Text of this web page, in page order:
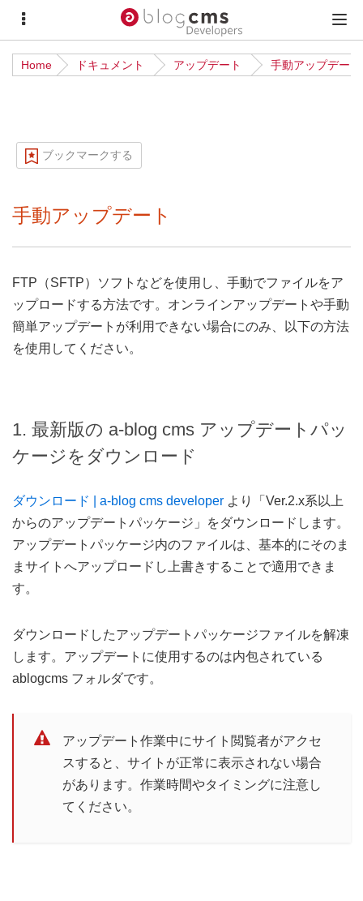
サ
イ
ド
ュ
メ
イ
ン
Home ドキュメント アップデート 手動アップデート
ブックマークする
手動アップデート
FTP（SFTP）ソフトなどを使用し、手動でファイルをア
ップロードする方法です。オンラインアップデートや手動
簡単アップデートが利用できない場合にのみ、以下の方法
を使用してください。
1. 最新版の a-blog cms アップデートパッ
ケージをダウンロード
ダウンロード | a-blog cms developer より「Ver.2.x系以上
からのアップデートパッケージ」をダウンロードします。
アップデートパッケージ内のファイルは、基本的にそのま
まサイトへアップロードし上書きすることで適用できま
す。
ダウンロードしたアップデートパッケージファイルを解凍
します。アップデートに使用するのは内包されている
ablogcms フォルダです。
アップデート作業中にサイト閲覧者がアクセ
スすると、サイトが正常に表示されない場合
があります。作業時間やタイミングに注意し
てください。